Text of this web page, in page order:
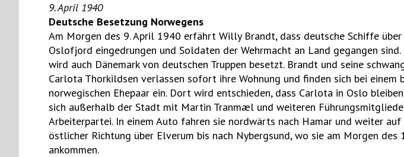
9. April 1940
Deutsche Besetzung Norwegens
Am Morgen des 9. April 1940 erfährt Willy Brandt, dass deutsche Schiffe
Oslofjord eingedrungen und Soldaten der Wehrmacht an Land gegangen
wird auch Dänemark von deutschen Truppen besetzt. Brandt und seine
Carlota Thorkildsen verlassen sofort ihre Wohnung und finden sich bei einem
norwegischen Ehepaar ein. Dort wird entschieden, dass Carlota in Oslo
sich außerhalb der Stadt mit Martin Tranmæl und weiteren
Arbeiterpartei. In einem Auto fahren sie nordwärts nach Hamar und weiter auf
östlicher Richtung über Elverum bis nach Nybergsund, wo sie am Morgen des
ankommen.